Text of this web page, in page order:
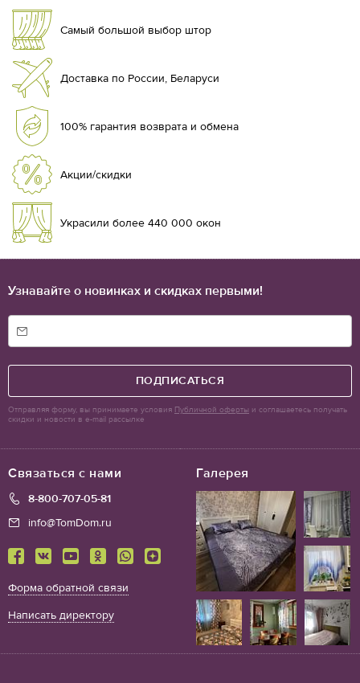
Самый большой выбор штор
Доставка по России, Беларуси
100% гарантия возврата и обмена
Акции/скидки
Украсили более 440 000 окон
Галерея
Связаться с нами
8-800-707-05-81
info@TomDom.ru
Форма обратной связи
Написать директору
Узнавайте о новинках и скидках первыми!
ПОДПИСАТЬСЯ
Отправляя форму, вы принимаете условия Публичной оферты и соглашаетесь получать
скидки и новости в e-mail рассылке